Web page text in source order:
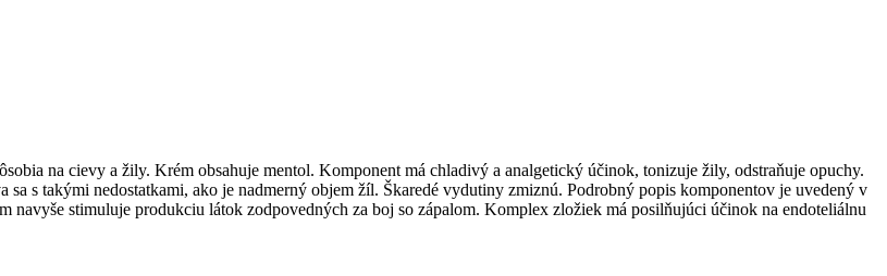
na cievy a žily. Krém obsahuje mentol. Komponent má chladivý a analgetický účinok, tonizuje žily, odstraňuje opuchy.
s takými nedostatkami, ako je nadmerný objem žíl. Škaredé vydutiny zmiznú. Podrobný popis komponentov je uvedený v
navyše stimuluje produkciu látok zodpovedných za boj so zápalom. Komplex zložiek má posilňujúci účinok na endoteliálnu